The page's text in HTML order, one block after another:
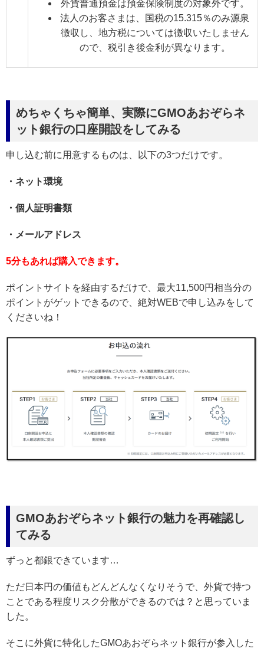
外貨普通預金は預金保険制度の対象外です。
法人のお客さまは、国税の15.315％のみ源泉
徴収し、地方税については徴収いたしません
ので、税引き後金利が異なります。
めちゃくちゃ簡単、実際にGMOあおぞらネ
ット銀行の口座開設をしてみる
申し込む前に用意するものは、以下の3つだけです。
・ネット環境
・個人証明書類
・メールアドレス
5分もあれば購入できます。
ポイントサイトを経由するだけで、最大11,500円相当分の
ポイントがゲットできるので、絶対WEBで申し込みをして
くださいね！
GMOあおぞらネット銀行の魅力を再確認し
てみる
ずっと都銀できています…
ただ日本円の価値もどんどんなくなりそうで、外貨で持つ
ことである程度リスク分散ができるのでは？と思っていま
した。
そこに外貨に特化したGMOあおぞらネット銀行が参入した